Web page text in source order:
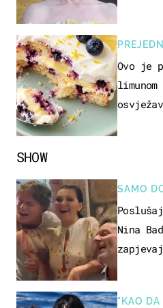
SHOW
SAMO
Nina
"KAO
Ovo je